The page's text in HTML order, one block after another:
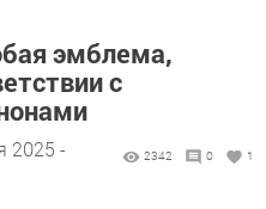
эмблема,
с
2025 -
2342 0 1